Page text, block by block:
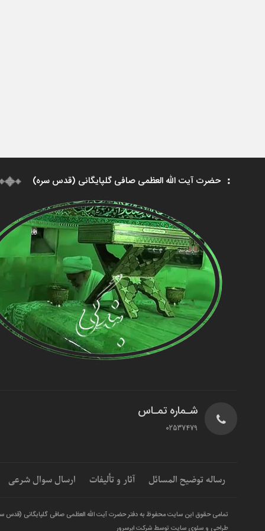
حضرت آیت الله العظمی صافی گلپایگانی (قدس سره)
شـماره تمـاس
02537479
رساله توضیح المسائل آثار و تألیفات ارسال سوال شرعی
تمامی حقوق این سایت محفوظ به دفتر حضرت آیت الله العظمی صافی گلپایگانی (قدس
طراحی و سئوی سایت توسط شرکت ابرسرور